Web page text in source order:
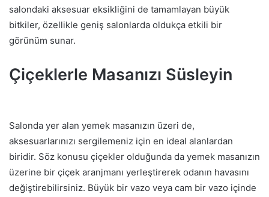
salondaki aksesuar eksikliğini de tamamlayan büyük
bitkiler, özellikle geniş salonlarda oldukça etkili bir
görünüm sunar.
Çiçeklerle Masanızı Süsleyin
Salonda yer alan yemek masanızın üzeri de,
aksesuarlarınızı sergilemeniz için en ideal alanlardan
biridir. Söz konusu çiçekler olduğunda da yemek masanızın
üzerine bir çiçek aranjmanı yerleştirerek odanın havasını
değiştirebilirsiniz. Büyük bir vazo veya cam bir vazo içinde